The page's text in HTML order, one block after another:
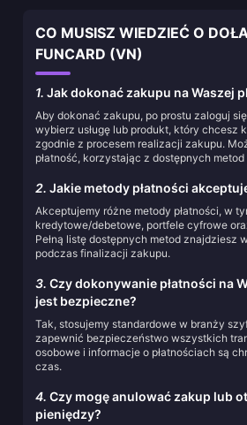
CO MUSISZ WIEDZIEĆ O
FUNCARD (VN)
1. Jak dokonać zakupu na Waszej
Aby dokonać zakupu, po prostu zaloguj
wybierz usługę lub produkt, który chcesz
zgodnie z procesem realizacji zakupu.
płatność, korzystając z dostępnych metod
2. Jakie metody płatności
Akceptujemy różne metody płatności, w
kredytowe/debetowe, portfele cyfrowe
Pełną listę dostępnych metod znajdziesz
podczas finalizacji zakupu.
3. Czy dokonywanie płatności na
jest bezpieczne?
Tak, stosujemy standardowe w branży
zapewnić bezpieczeństwo wszystkich
osobowe i informacje o płatnościach są
czas.
4. Czy mogę anulować zakup lub
pieniędzy?